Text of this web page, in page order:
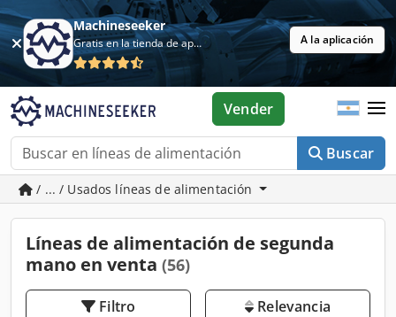
Machineseeker
Gratis en la tienda de aplicaciones A la aplicación
Buscar
Vender
/ ... / Usados líneas de alimentación
Líneas de alimentación de segunda
mano en venta (56)
Filtro Relevancia